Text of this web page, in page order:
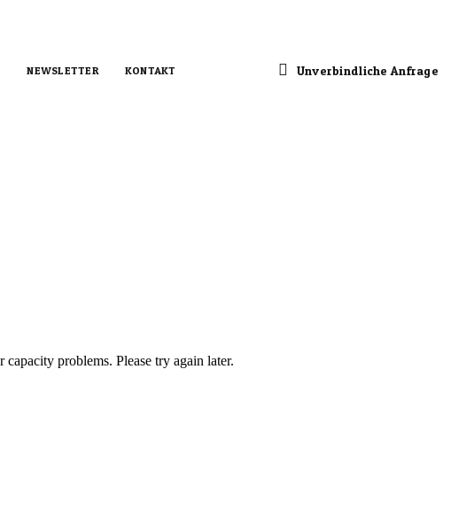
NEWSLETTER KONTAKT Unverbindliche Anfrage